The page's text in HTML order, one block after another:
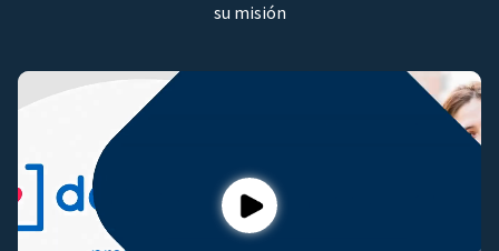
su misión
Play